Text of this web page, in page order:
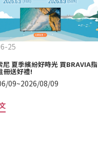
25
尼 夏季繽紛好時光 買BRAVIA指
冊送好禮!
09~2026/08/09